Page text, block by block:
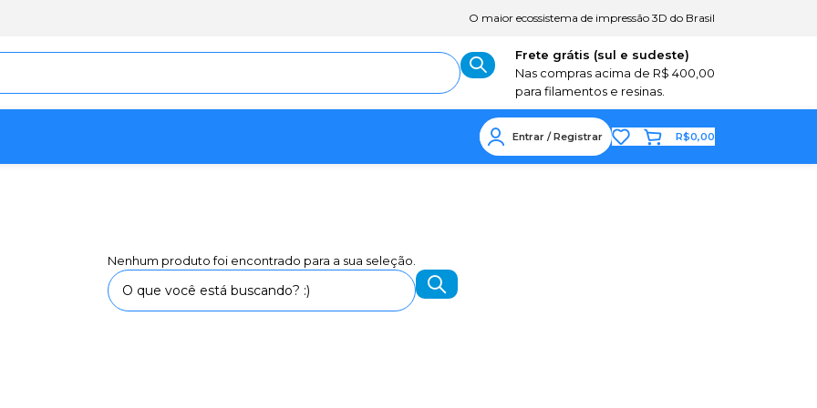
O maior ecossistema de impressão 3D do Brasil
Frete grátis (sul e sudeste)
Nas compras acima de R$ 400,00
para filamentos e resinas.
Entrar / Registrar R$0,00
Nenhum produto foi encontrado para a sua seleção.